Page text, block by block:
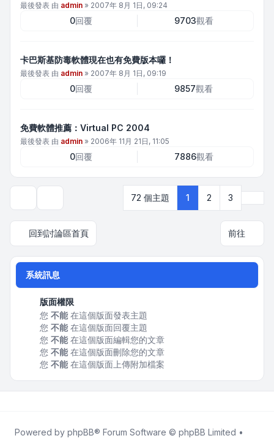
最後發表 由 admin » 2007年 8月 1日, 09:24
0回覆 9703觀看
卡巴斯基防毒軟體現在也有免費版本囉！
最後發表 由 admin » 2007年 8月 1日, 09:19
0回覆 9857觀看
免費軟體推薦：Virtual PC 2004
最後發表 由 admin » 2006年 11月 21日, 11:05
0回覆 7886觀看
72 個主題 1 2 3
回到討論區首頁 前往
系統訊息
版面權限
您 不能在這個版面發表主題
您 不能在這個版面回覆主題
您 不能在這個版面編輯您的文章
您 不能在這個版面刪除您的文章
您 不能在這個版面上傳附加檔案
Powered by phpBB® Forum Software © phpBB Limited •